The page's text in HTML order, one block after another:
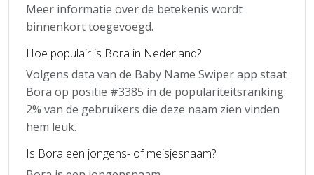
Meer informatie over de betekenis wordt
binnenkort toegevoegd.
Hoe populair is Bora in Nederland?
Volgens data van de Baby Name Swiper app staat
Bora op positie #3385 in de populariteitsranking.
2% van de gebruikers die deze naam zien vinden
hem leuk.
Is Bora een jongens- of meisjesnaam?